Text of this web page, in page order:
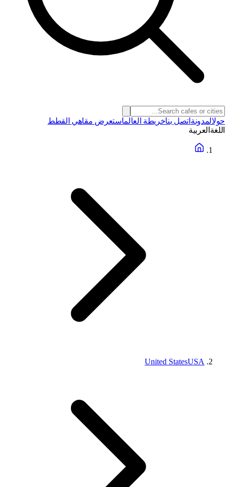
حولالمدونة اتصل بناخريطة العالماستعرض مقاهي القطط
اللغة العربية
United StatesUSA